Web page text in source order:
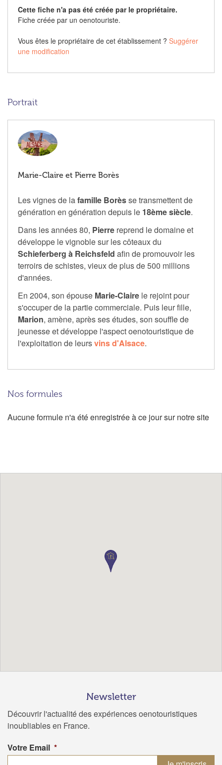
Cette fiche n'a pas été créée par le propriétaire.
Fiche créée par un oenotouriste.
Vous êtes le propriétaire de cet établissement ? Suggérer
une modification
Portrait
Marie-Claire et Pierre Borès
Les vignes de lafamille Borèsse transmettent de
génération en génération depuis le 18ème siècle.
Dans les années 80, Pierre reprend le domaine et
développe le vignoble sur les côteaux du
Schieferberg à Reichsfeld afin de promouvoir les
terroirs de schistes, vieux de plus de 500 millions
d'années.
En 2004, son épouse Marie-Claire le rejoint pour
s'occuper de la partie commerciale. Puis leur fille,
Marion, amène, après ses études, son souffle de
jeunesse et développe l'aspect oenotouristique de
l'exploitation de leursvinsd'Alsace.
Nos formules
Aucune formule n'a été enregistrée à ce jour sur notre site
Newsletter
Découvrir l'actualité des expériences oenotouristiques
inoubliables en France.
Votre Email *